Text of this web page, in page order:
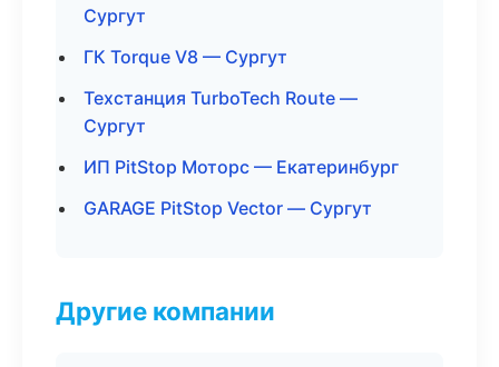
Сургут
ГК Torque V8 — Сургут
Техстанция TurboTech Route —
Сургут
ИП PitStop Моторс — Екатеринбург
GARAGE PitStop Vector — Сургут
Другие компании